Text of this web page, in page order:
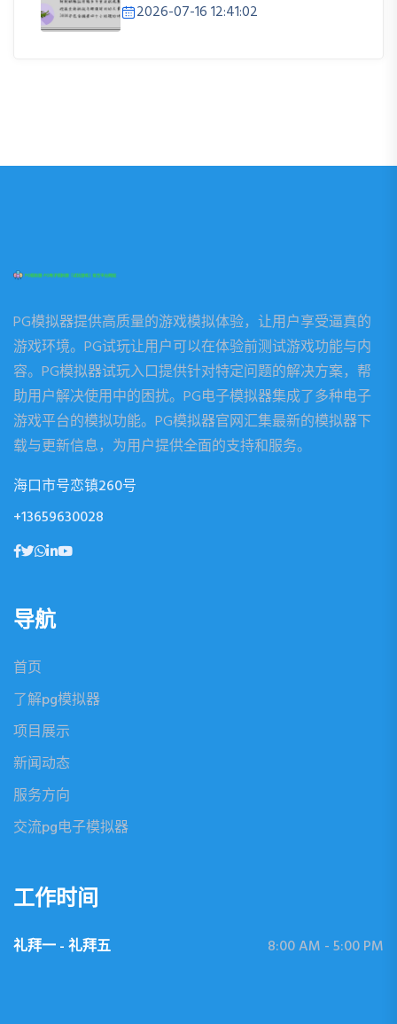
2026-07-16 12:41:02
PG模拟器提供高质量的游戏模拟体验，让用户享受逼真的
游戏环境。PG试玩让用户可以在体验前测试游戏功能与内
容。PG模拟器试玩入口提供针对特定问题的解决方案，帮
助用户解决使用中的困扰。PG电子模拟器集成了多种电子
游戏平台的模拟功能。PG模拟器官网汇集最新的模拟器下
载与更新信息，为用户提供全面的支持和服务。
海口市号恋镇260号
+13659630028
导航
首页
了解pg模拟器
项目展示
新闻动态
服务方向
交流pg电子模拟器
工作时间
礼拜一 - 礼拜五 8:00 AM - 5:00 PM